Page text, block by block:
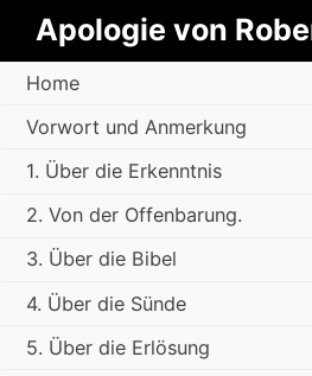
Apologie von
Home
Vorwort und Anmerkung
1. Über die Erkenntnis
2. Von der Offenbarung.
3. Über die Bibel
4. Über die Sünde
5. Über die Erlösung